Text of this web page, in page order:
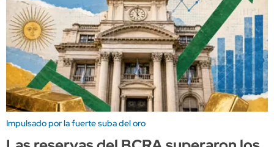
Impulsado por la fuerte suba del oro